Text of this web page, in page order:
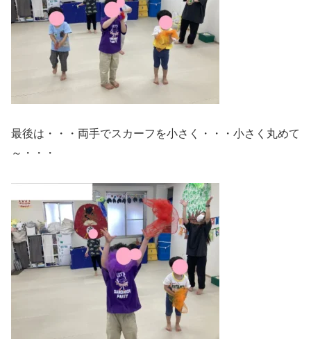
最後は・・・両手でスカーフを小さく・・・小さく丸めて
～・・・